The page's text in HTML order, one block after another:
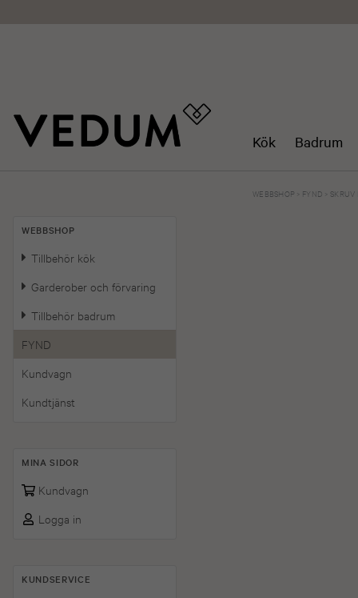
Kök Badrum
WEBBSHOP FYND
WEBBSHOP
Tillbehör kök
Garderober och förvaring
Tillbehör badrum
FYND
Kundvagn
Kundtjänst
MINA SIDOR
Kundvagn
Logga in
KUNDSERVICE